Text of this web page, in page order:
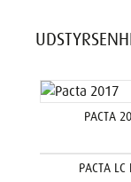
PACTA
PACTA LC